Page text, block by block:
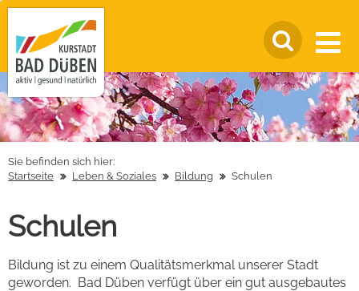
Sie befinden sich hier:
Startseite
Leben & Soziales Bildung Schulen
Schulen
Bildung ist zu einem Qualitätsmerkmal unserer Stadt
geworden. Bad Düben verfügt über ein gut ausgebautes